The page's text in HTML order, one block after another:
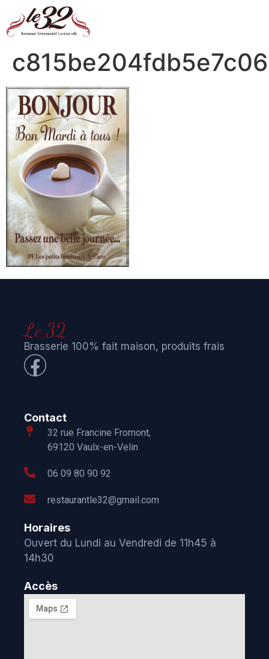
Le 32
Brasserie 100% fait maison, produits frais
Contact
32 rue Francine Fromont,
69120 Vaulx-en-Velin
06 09 80 90 92
restaurantle32@gmail.com
Horaires
Ouvert du Lundi au Vendredi de 11h45 à
14h30
Accès